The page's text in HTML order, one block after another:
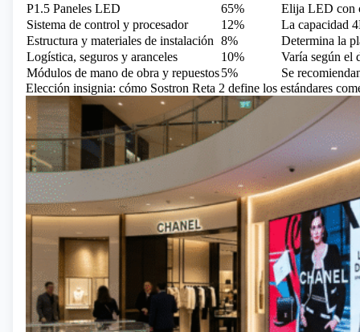
P1.5 Paneles LED
65%
Elija LED con
Sistema de control y procesador
12%
La capacidad
Estructura y materiales de instalación 8%
Determina la
Logística, seguros y aranceles
10%
Varía según el
Módulos de mano de obra y repuestos5%
Se
Elección insignia: cómo Sostron Reta 2 define los estándares